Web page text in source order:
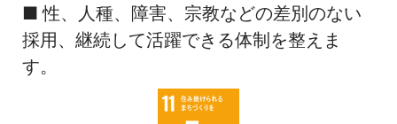
■ 性、人種、障害、宗教などの差別のない
採用、継続して活躍できる体制を整えま
す。